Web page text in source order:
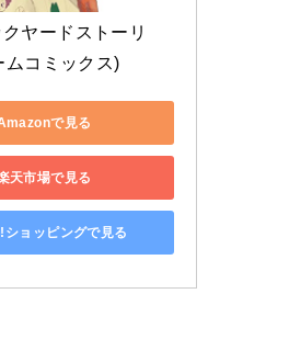
ヤードストーリ
ムコミックス)
で見る
天市場で見る
ショッピングで見る